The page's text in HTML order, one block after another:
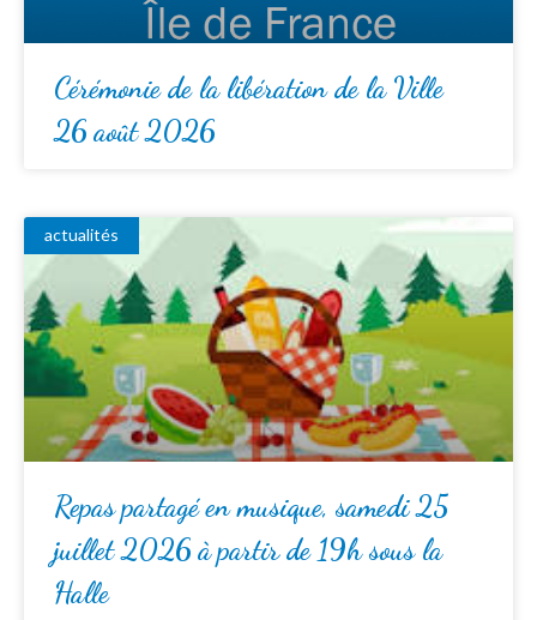
Cérémonie de la libération de la Ville
26 août 2026
actualités
Repas partagé en musique, samedi 25
juillet 2026 à partir de 19h sous la
Halle